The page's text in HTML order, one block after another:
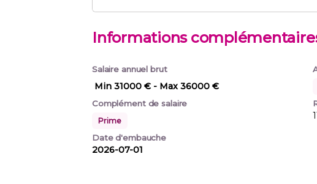
Informations
Salaire annuel brut
Min 31000 € - Max 36000 €
Complément de salaire
Prime
Date d'embauche
2026-07-01